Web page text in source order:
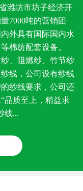
潍坊市坊子经济开
7000吨的营销团
外具有国际国内水
棉纺配套设备。
、阻燃纱、竹节纱
线，公司设有纱线
纱线要求，公司还
品质至上，精益求
线...